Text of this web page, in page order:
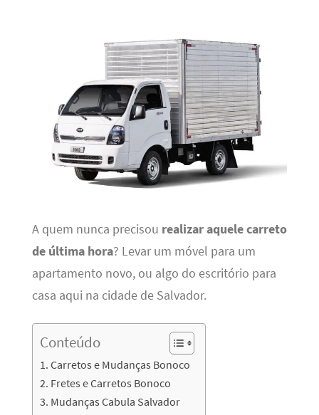
A quem nunca precisou realizar aquele carreto
de última hora? Levar um móvel para um
apartamento novo, ou algo do escritório para
casa aqui na cidade de Salvador.
Conteúdo
Carretos e Mudanças Bonoco
Fretes e Carretos Bonoco
Mudanças Cabula Salvador